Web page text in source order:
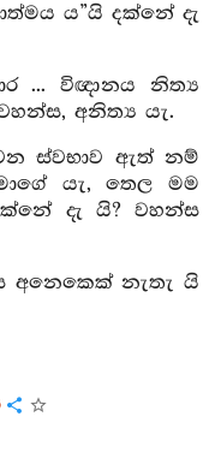
ය”යි දක්නේ දැ
... විඥානය නිත්‍ය
අනිත්‍ය යැ.
ස්වභාව ඇත් නම්
යැ, තෙල මම
දැ යි? වහන්ස
අනෙකෙක් නැතැ යි